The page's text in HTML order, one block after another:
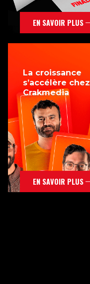
EN SAVOIR PLUS
La croissance
s’accélère chez
Crakmedia
EN SAVOIR PLUS